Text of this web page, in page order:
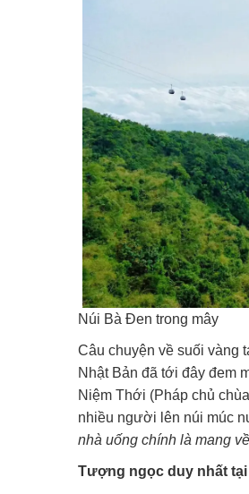
Núi Bà Đen trong mây
Câu chuyện về suối vàng
Nhật Bản đã tới đây đem
Niệm Thới (Pháp chủ
nhiều người lên núi múc
nhà uống chính là mang
Tượng ngọc duy nhất